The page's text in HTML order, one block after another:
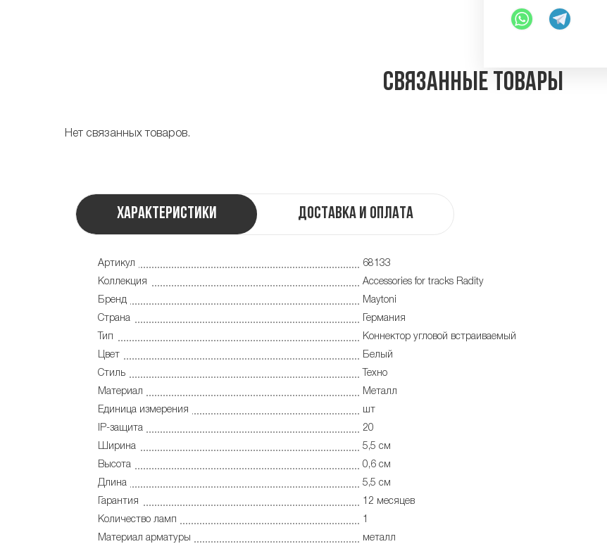
Связанные товары
Нет связанных товаров.
Характеристики Доставка и оплата
Артикул
68133
Коллекция
Accessories for tracks Radity
Бренд
Maytoni
Страна
Германия
Тип
Коннектор угловой встраиваемый
Цвет
Белый
Стиль
Техно
Материал
Металл
Единица измерения
шт
IP-защита
20
Ширина
5,5 см
Высота
0,6 см
Длина
5,5 см
Гарантия
12 месяцев
Количество ламп
1
Материал арматуры
металл